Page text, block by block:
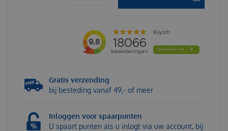
Gratis verzending
bij besteding vanaf 49,- of meer
Inloggen voor spaarpunten
U spaart punten als u inlogt via uw account, bij